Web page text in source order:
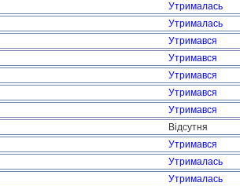
Утрималась
Утрималась
Утримався
Утримався
Утримався
Утримався
Утримався
Відсутня
Утримався
Утрималась
Утрималась